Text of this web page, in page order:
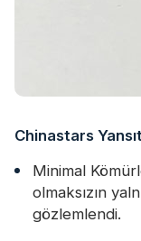
Chinastars
Minimal
olmaksızın
gözlemlendi.